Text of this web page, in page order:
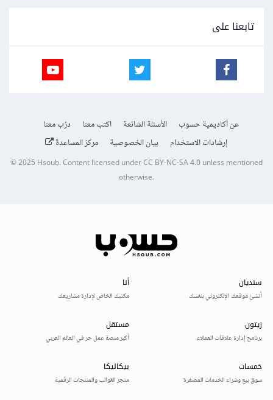
تابعنا على
عن أكاديمية حسوب الأسئلة الشائعة اكتب معنا
درّب معنا
إرشادات الاستخدام
بيان الخصوصية مركز المساعدة
© 2025Hsoub.Content licensed underCC BY-NC-SA 4.0unless mentioned
otherwise.